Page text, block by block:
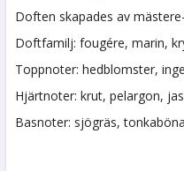
Doften skapades av
Doftfamilj: fougére, marin,
Toppnoter: hedblomster,
Hjärtnoter: krut, pelargon,
Basnoter: sjögräs,